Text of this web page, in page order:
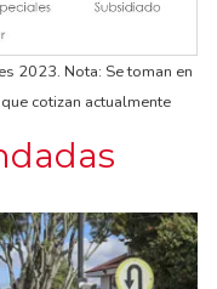
2023. Nota: Se toman en
cotizan actualmente